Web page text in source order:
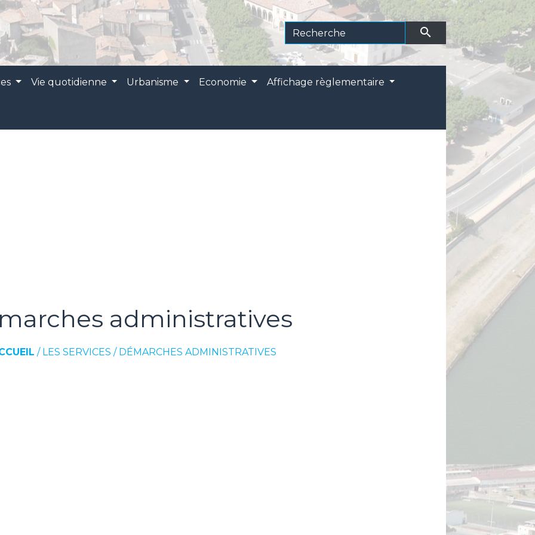
search
Vie quotidienne Urbanisme Economie Affichage règlementaire
administratives
/ LES SERVICES / DÉMARCHES ADMINISTRATIVES